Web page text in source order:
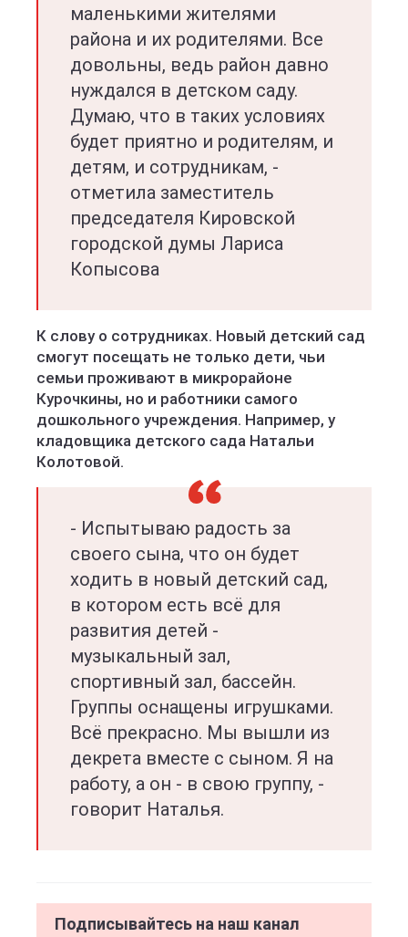
маленькими жителями
района и их родителями. Все
довольны, ведь район давно
нуждался в детском саду.
Думаю, что в таких условиях
будет приятно и родителям, и
детям, и сотрудникам, -
отметила заместитель
председателя Кировской
городской думы Лариса
Копысова
К слову о сотрудниках. Новый детский сад
смогут посещать не только дети, чьи
семьи проживают в микрорайоне
Курочкины, но и работники самого
дошкольного учреждения. Например, у
кладовщика детского сада Натальи
Колотовой.
- Испытываю радость за
своего сына, что он будет
ходить в новый детский сад,
в котором есть всё для
развития детей -
музыкальный зал,
спортивный зал, бассейн.
Группы оснащены игрушками.
Всё прекрасно. Мы вышли из
декрета вместе с сыном. Я на
работу, а он - в свою группу, -
говорит Наталья.
Подписывайтесь на наш канал